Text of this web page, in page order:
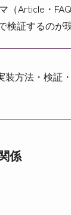
Article・
証するのが
方法・検証
係